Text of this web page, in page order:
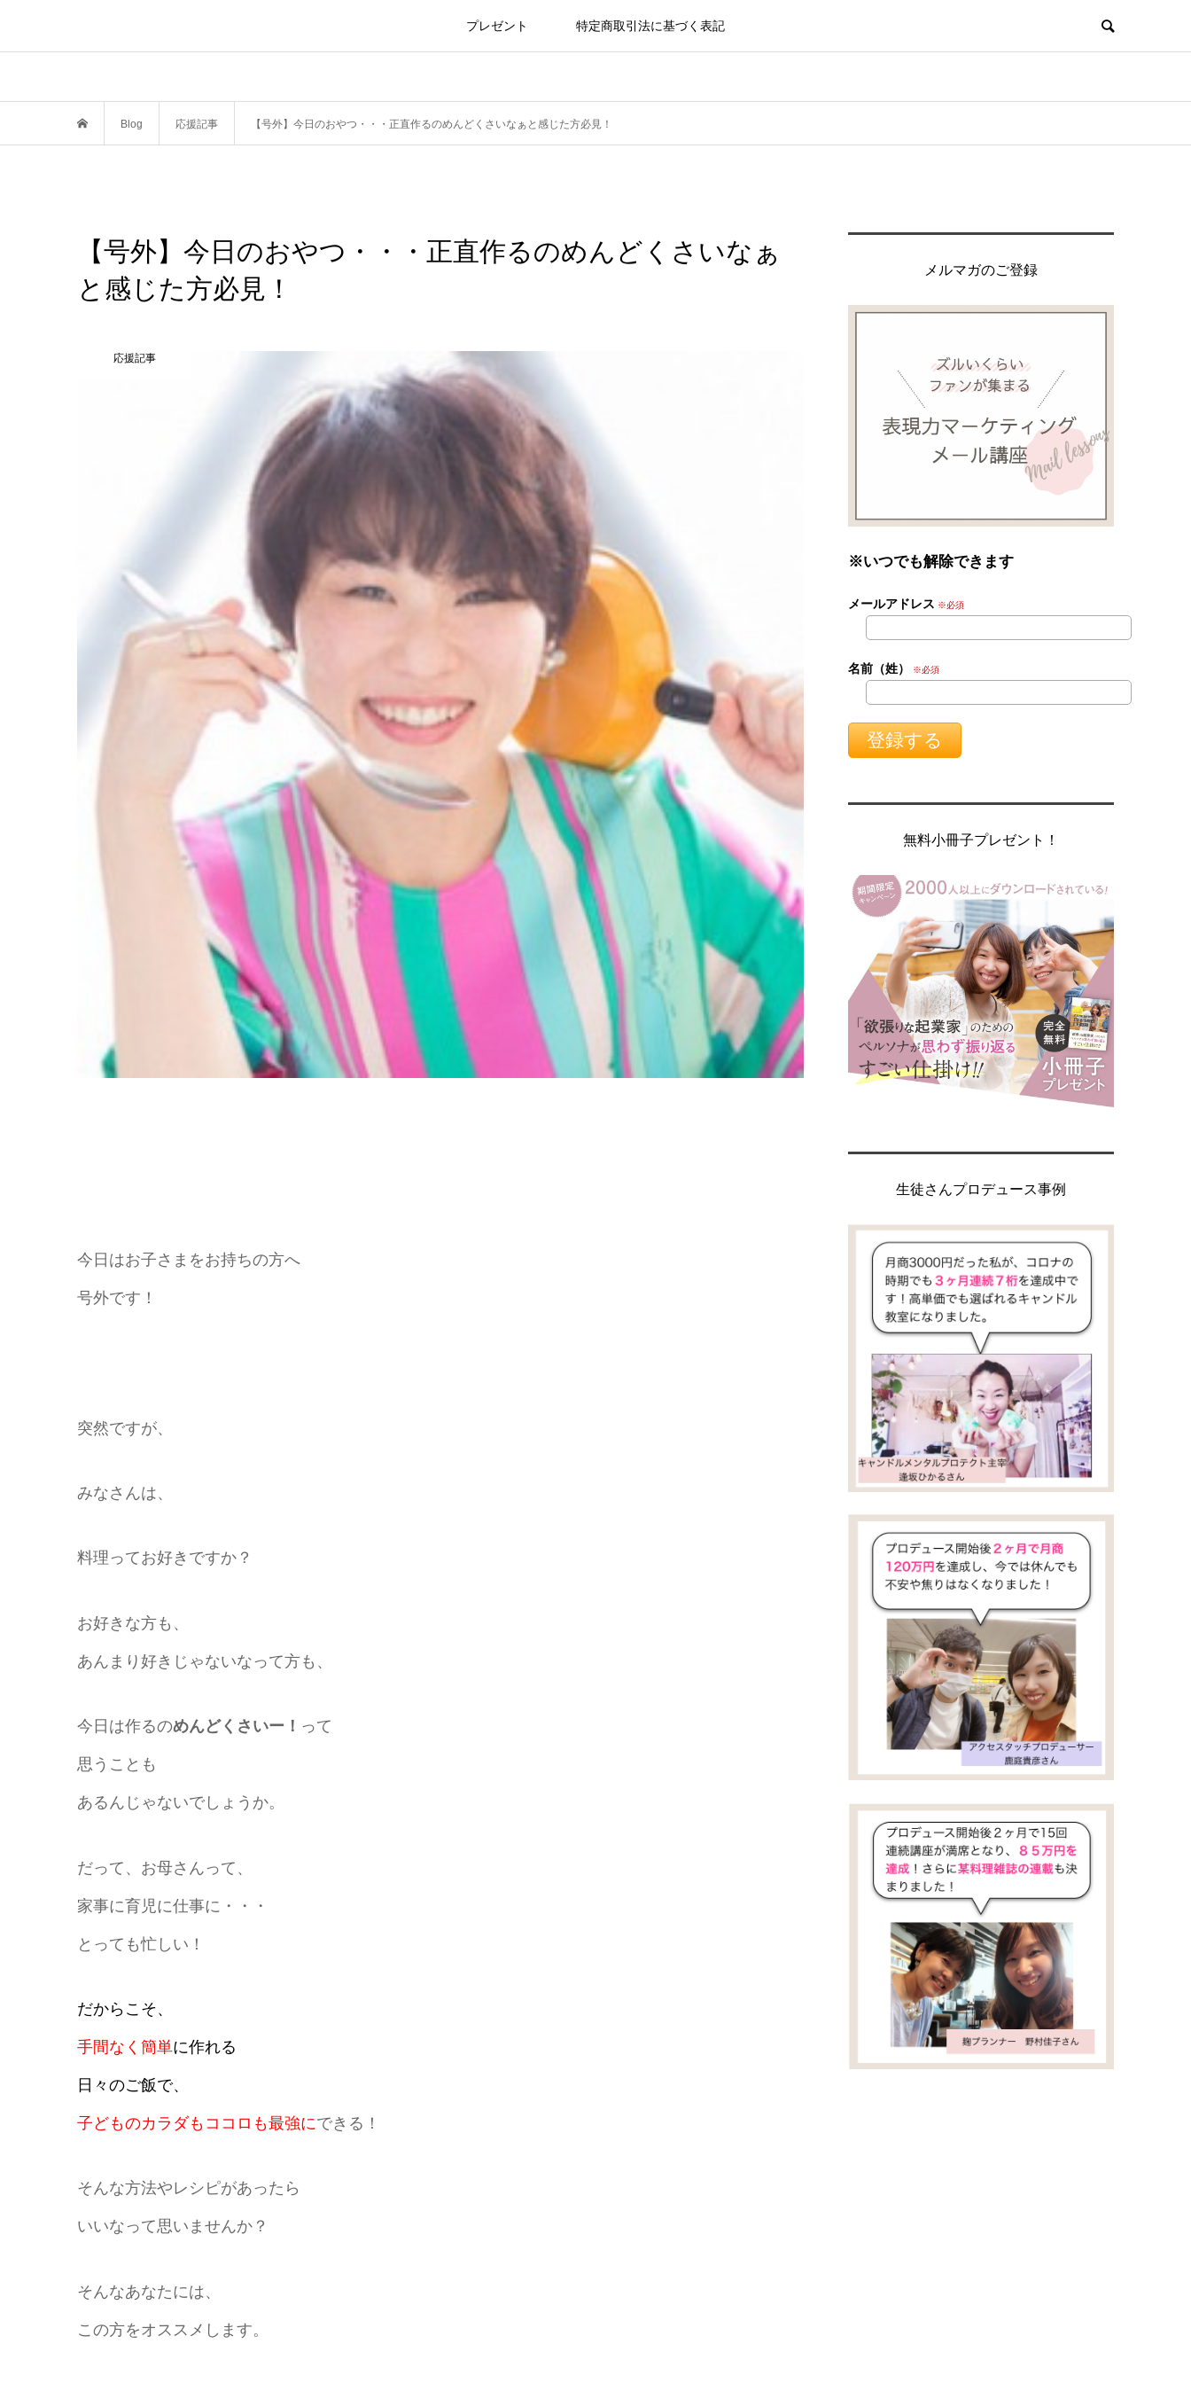
プレゼント 特定商取引法に基づく表記
Blog 応援記事 【号外】今日のおやつ・・・正直作るのめんどくさいなぁと感じた方必見！
【号外】今日のおやつ・・・正直作るのめんどくさいなぁ
と感じた方必見！
応援記事
今日はお子さまをお持ちの方へ
号外です！
突然ですが、
みなさんは、
料理ってお好きですか？
お好きな方も、
あんまり好きじゃないなって方も、
今日は作るのめんどくさいー！ って
思うことも
あるんじゃないでしょうか。
だって、お母さんって、
家事に育児に仕事に・・・
とっても忙しい！
だからこそ、
手間なく簡単に作れる
日々のご飯で、
子どものカラダもココロも最強にできる！
そんな方法やレシピがあったら
いいなって思いませんか？
そんなあなたには、
この方をオススメします。
メルマガのご登録
※いつでも解除できます
メールアドレス ※必須
名前（姓） ※必須
無料小冊子プレゼント！
生徒さんプロデュース事例